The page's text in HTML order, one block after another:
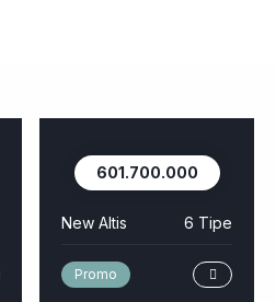
601.700.000
New Altis 6 Tipe
Promo